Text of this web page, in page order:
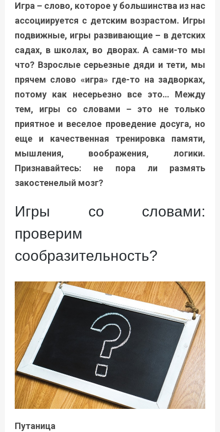
Игра – слово, которое у большинства из нас
ассоциируется с детским возрастом. Игры
подвижные, игры развивающие – в детских
садах, в школах, во дворах. А сами-то мы
что? Взрослые серьезные дяди и тети, мы
прячем слово «игра» где-то на задворках,
потому как несерьезно все это… Между
тем, игры со словами – это не только
приятное и веселое проведение досуга, но
еще и качественная тренировка памяти,
мышления, воображения, логики.
Признавайтесь: не пора ли размять
закостенелый мозг?
Игры со словами:
проверим
сообразительность?
Путаница